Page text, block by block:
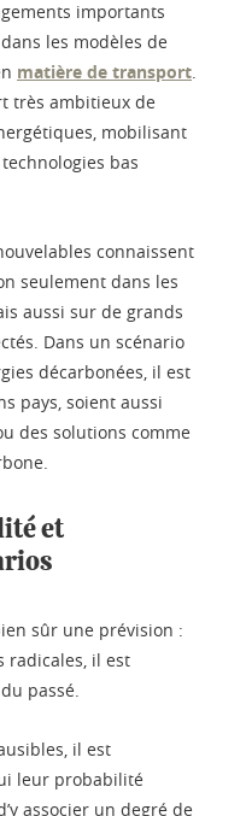
importants
les modèles de
matière de transport.
très ambitieux de
mobilisant
bas
connaissent
seulement dans les
aussi sur de grands
Dans un scénario
décarbonées, il est
pays, soient aussi
des solutions comme
et
sûr une prévision :
radicales, il est
passé.
il est
leur probabilité
associer un degré de